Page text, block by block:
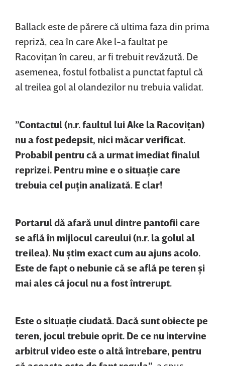
Ballack este de părere că ultima faza din prima
repriză, cea în care Ake l-a faultat pe
Racoviţan în careu, ar fi trebuit revăzută. De
asemenea, fostul fotbalist a punctat faptul că
al treilea gol al olandezilor nu trebuia validat.
”Contactul (n.r. faultul lui Ake la Racoviţan)
nu a fost pedepsit, nici măcar verificat.
Probabil pentru că a urmat imediat finalul
reprizei. Pentru mine e o situaţie care
trebuia cel puţin analizată. E clar!
Portarul dă afară unul dintre pantofii care
se află în mijlocul careului (n.r. la golul al
treilea). Nu ştim exact cum au ajuns acolo.
Este de fapt o nebunie că se află pe teren şi
mai ales că jocul nu a fost întrerupt.
Este o situaţie ciudată. Dacă sunt obiecte pe
teren, jocul trebuie oprit. De ce nu intervine
arbitrul video este o altă întrebare, pentru